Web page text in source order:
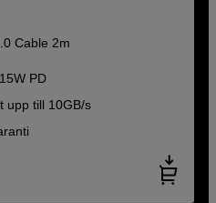
Cable 2m
PD
upp till 10GB/s